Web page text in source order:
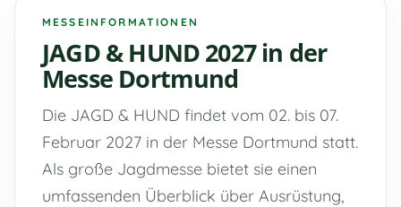
MESSEINFORMATIONEN
JAGD & HUND 2027 in der
Messe Dortmund
Die JAGD & HUND findet vom 02. bis 07.
Februar 2027 in der Messe Dortmund statt.
Als große Jagdmesse bietet sie einen
umfassenden Überblick über Ausrüstung,